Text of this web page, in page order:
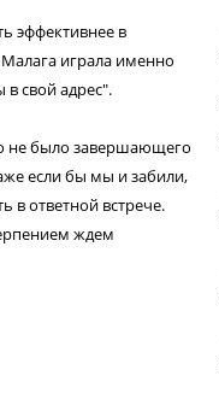
эффективнее в
играла именно
свой адрес".
не было завершающего
если бы мы и забили,
в ответной встрече.
ждем